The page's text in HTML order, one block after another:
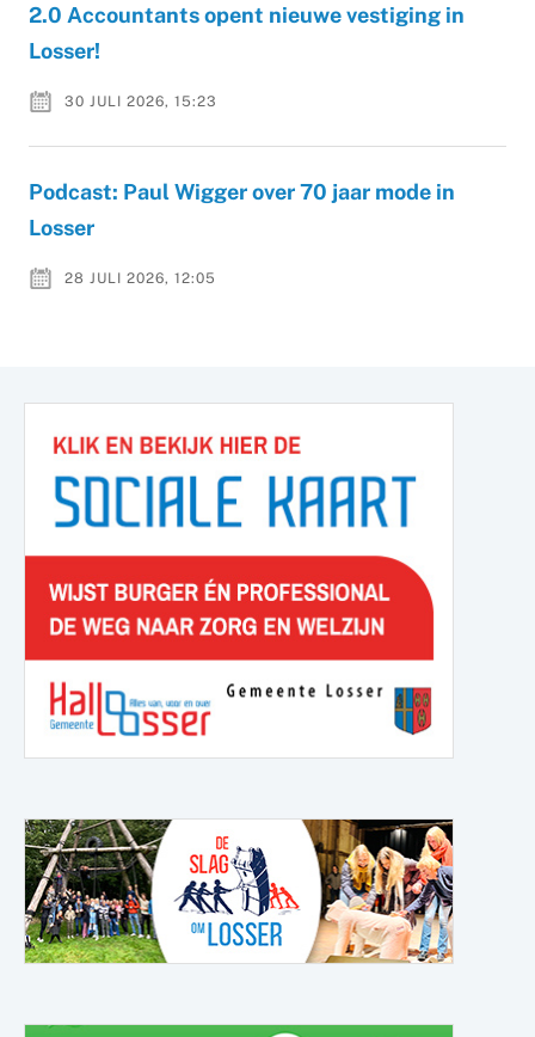
2.0 Accountants opent nieuwe vestiging in
Losser!
30 JULI 2026, 15:23
Podcast: Paul Wigger over 70 jaar mode in
Losser
28 JULI 2026, 12:05